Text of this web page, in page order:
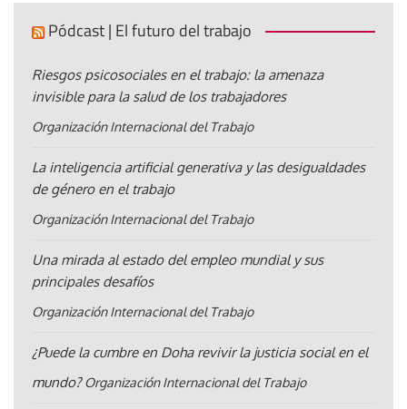
Pódcast | El futuro del trabajo
Riesgos psicosociales en el trabajo: la amenaza
invisible para la salud de los trabajadores
Organización Internacional del Trabajo
La inteligencia artificial generativa y las desigualdades
de género en el trabajo
Organización Internacional del Trabajo
Una mirada al estado del empleo mundial y sus
principales desafíos
Organización Internacional del Trabajo
¿Puede la cumbre en Doha revivir la justicia social en el
mundo? Organización Internacional del Trabajo